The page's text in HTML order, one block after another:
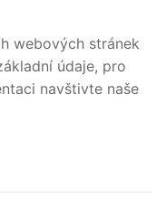
webových stránek
údaje, pro
navštivte naše